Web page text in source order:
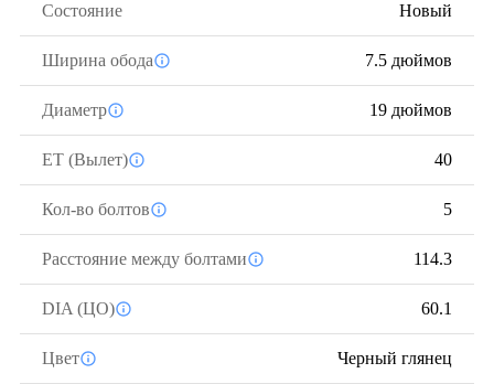
Состояние Новый
Ширина обода 7.5 дюймов
Диаметр 19 дюймов
ЕТ (Вылет) 40
Кол-во болтов 5
Расстояние между болтами 114.3
DIA (ЦО) 60.1
Цвет Черный глянец